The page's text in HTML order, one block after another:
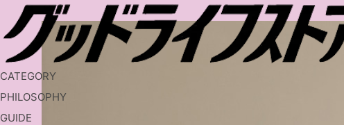
CATEGORY
PHILOSOPHY
GUIDE